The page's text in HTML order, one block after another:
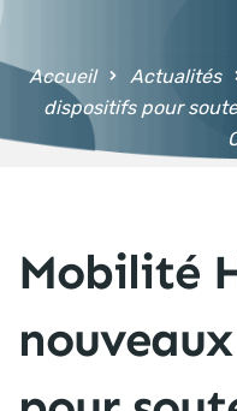
Accueil Actualités
dispositifs pour
Mobilité